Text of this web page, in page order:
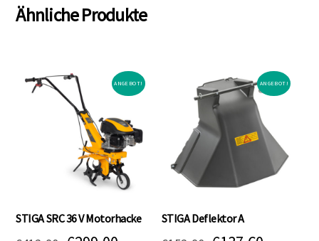
Ähnliche Produkte
ANGEBOT!
STIGA SRC 36 V Motorhacke
ANGEBOT!
STIGA Deflektor A